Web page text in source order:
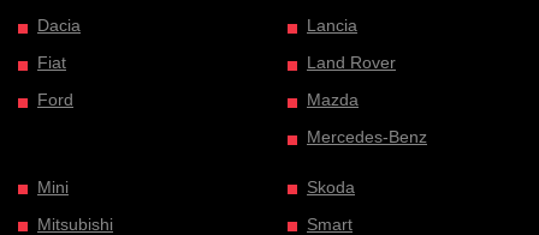
Dacia
Fiat
Ford
Lancia
Land Rover
Mazda
Mercedes-Benz
Mini
Mitsubishi
Skoda
Smart